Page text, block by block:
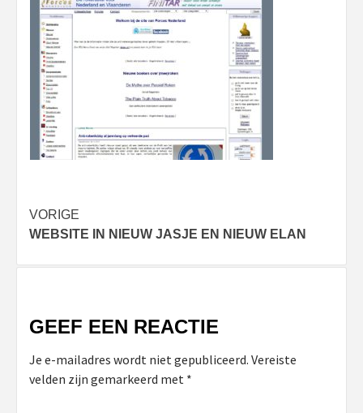
Bericht
navigatie
VORIGE
WEBSITE IN NIEUW JASJE EN NIEUW ELAN
GEEF EEN REACTIE
Je e-mailadres wordt niet gepubliceerd. Vereiste
velden zijn gemarkeerd met *